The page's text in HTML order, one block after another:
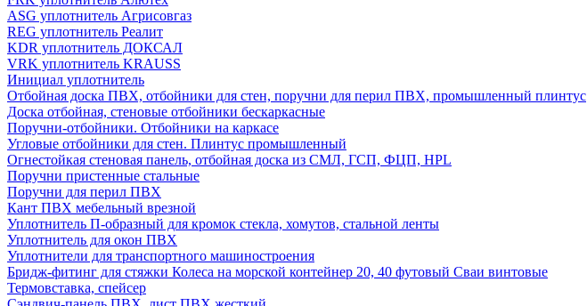
ASG уплотнитель Агрисовгаз
REG уплотнитель Реалит
KDR уплотнитель ДОКСАЛ
VRK уплотнитель KRAUSS
Инициал уплотнитель
Отбойная доска ПВХ, отбойники для стен, поручни для перил ПВХ, промышленный плинтус
Доска отбойная, стеновые отбойники бескаркасные
Поручни-отбойники. Отбойники на каркасе
Угловые отбойники для стен. Плинтус промышленный
Огнестойкая стеновая панель, отбойная доска из СМЛ, ГСП, ФЦП, HPL
Поручни пристенные стальные
Поручни для перил ПВХ
Кант ПВХ мебельный врезной
Уплотнитель П-образный для кромок стекла, хомутов, стальной ленты
Уплотнитель для окон ПВХ
Уплотнители для транспортного машиностроения
Бридж-фитинг для стяжки Колеса на морской контейнер 20, 40 футовый Сваи винтовые
Термовставка, спейсер